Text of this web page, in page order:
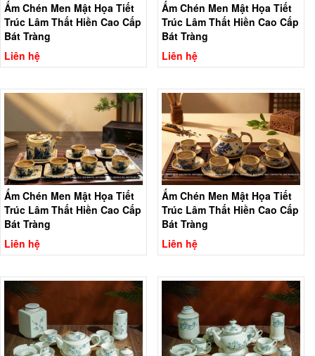
Ấm Chén Men Mật Họa Tiết
Trúc Lâm Thất Hiền Cao Cấp
Bát Tràng
Liên hệ
Ấm Chén Men Mật Họa Tiết
Trúc Lâm Thất Hiền Cao Cấp
Bát Tràng
Liên hệ
Ấm Chén Men Mật Họa Tiết
Trúc Lâm Thất Hiền Cao Cấp
Bát Tràng
Liên hệ
Ấm Chén Men Mật Họa Tiết
Trúc Lâm Thất Hiền Cao Cấp
Bát Tràng
Liên hệ